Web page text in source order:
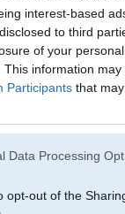
interest-based
to third
of your
This information
Participants that
Data Processing
opt-out of the
Pirms
Uz 100
Pilns
Pēc
Pilns
Es biju